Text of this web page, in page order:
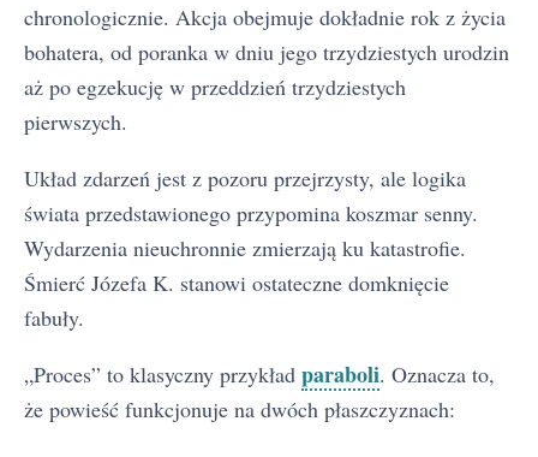
chronologicznie. Akcja obejmuje dokładnie rok z życia
bohatera, od poranka w dniu jego trzydziestych urodzin
aż po egzekucję w przeddzień trzydziestych
pierwszych.
Układ zdarzeń jest z pozoru przejrzysty, ale logika
świata przedstawionego przypomina koszmar senny.
Wydarzenia nieuchronnie zmierzają ku katastrofie.
Śmierć Józefa K. stanowi ostateczne domknięcie
fabuły.
„Proces” to klasyczny przykład paraboli. Oznacza to,
że powieść funkcjonuje na dwóch płaszczyznach: